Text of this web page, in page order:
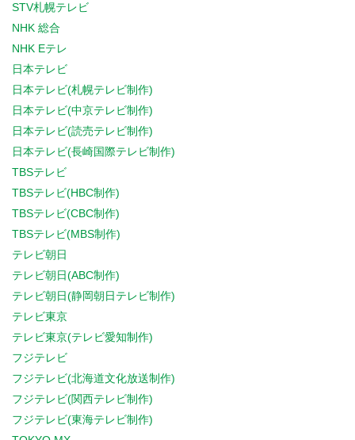
STV札幌テレビ
NHK 総合
NHK Eテレ
日本テレビ
日本テレビ(札幌テレビ制作)
日本テレビ(中京テレビ制作)
日本テレビ(読売テレビ制作)
日本テレビ(長崎国際テレビ制作)
TBSテレビ
TBSテレビ(HBC制作)
TBSテレビ(CBC制作)
TBSテレビ(MBS制作)
テレビ朝日
テレビ朝日(ABC制作)
テレビ朝日(静岡朝日テレビ制作)
テレビ東京
テレビ東京(テレビ愛知制作)
フジテレビ
フジテレビ(北海道文化放送制作)
フジテレビ(関西テレビ制作)
フジテレビ(東海テレビ制作)